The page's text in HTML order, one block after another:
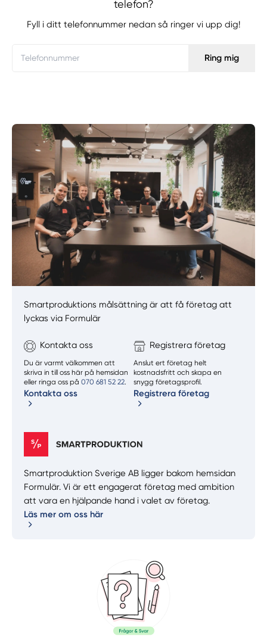
Företagssida
telefon?
Fyll i ditt telefonnummer nedan så ringer vi upp dig!
Ring mig
Smartproduktions målsättning är att få företag att
lyckas via Formulär
Kontakta oss
Du är varmt välkommen att
skriva in till oss här på hemsidan
eller ringa oss på070 681 52 22.
Kontakta oss
Registrera företag
Anslut ert företag helt
kostnadsfritt och skapa en
snygg företagsprofil.
Registrera företag
Smartproduktion Sverige AB ligger bakom hemsidan
Formulär. Vi är ett engagerat företag med ambition
att vara en hjälpande hand i valet av företag.
Läs mer om oss här